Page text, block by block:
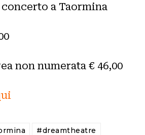
a Taormina
non numerata € 46,00
#dreamtheatre